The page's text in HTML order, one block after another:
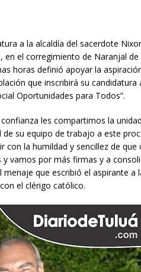
a la alcaldía del sacerdote
en el corregimiento de Naranjal de
horas definió apoyar la
que inscribirá su candidatura
Oportunidades para Todos”.
les compartimos la unidad
su equipo de trabajo a este
con la humildad y sencillez de que
vamos por más firmas y a
que escribió el aspirante a
el clérigo católico.